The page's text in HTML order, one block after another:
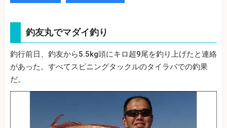
釣友丸でマダイ釣り
釣行前日、釣友から5.5kg頭にキロ超9尾を釣り上げたと連絡
があった。すべてスピニングタックルのタイラバでの釣果
だ。